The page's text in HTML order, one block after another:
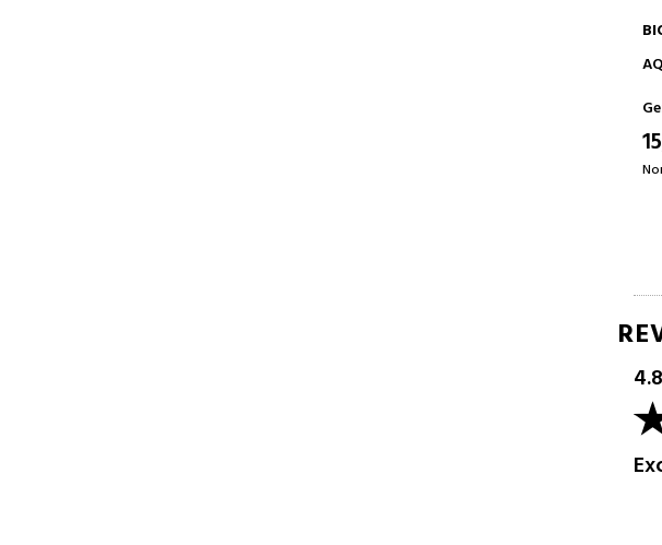
Gezichtscosmetica voor